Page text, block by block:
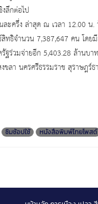
ลึกต่อไป
ะครึ่ง ล่าสุด ณ เวลา 12.00
ทธิจำนวน 7,387,647 คน โด
ร่วมจ่ายอีก 5,403.28 ล้านบ
ลา นครศรีธรรมราช สุราษฎร์ธ
ชิมช้อปใช้ หนังสือพิมพ์ไทยโพสต์